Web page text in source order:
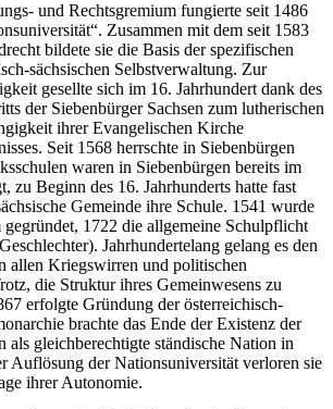
und Rechtsgremium fungierte seit 1486
Zusammen mit dem seit 1583
bildete sie die Basis der spezifischen
sächsischen Selbstverwaltung. Zur
gesellte sich im 16. Jahrhundert dank des
der Siebenbürger Sachsen zum lutherischen
ihrer Evangelischen Kirche
Seit 1568 herrschte in Siebenbürgen
waren in Siebenbürgen bereits im
zu Beginn des 16. Jahrhunderts hatte fast
Gemeinde ihre Schule. 1541 wurde
gegründet, 1722 die allgemeine Schulpflicht
Jahrhundertelang gelang es den
allen Kriegswirren und politischen
die Struktur ihres Gemeinwesens zu
erfolgte Gründung der österreichisch-
brachte das Ende der Existenz der
als gleichberechtigte ständische Nation in
Auflösung der Nationsuniversität verloren sie
ihrer Autonomie.